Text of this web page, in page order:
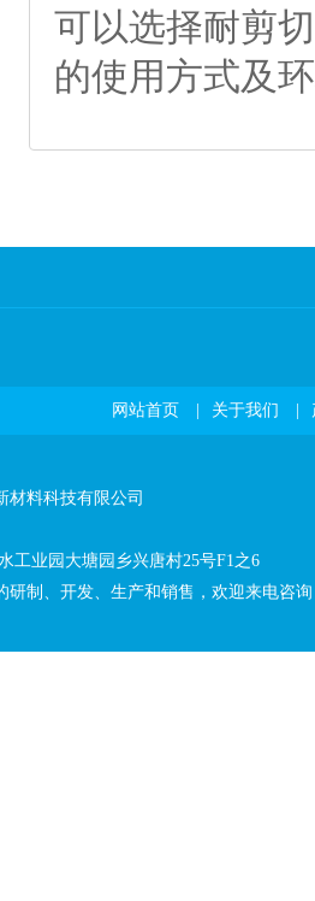
可以选择耐剪
的使用方式及
网站首页 关于我们
材料科技有限公司
工业园大塘园乡兴唐村25号F1之6
研制、开发、生产和销售，欢迎来电咨